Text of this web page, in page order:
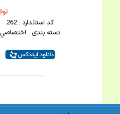
کد استاندارد : 262
دسته بندی : اختصاصي